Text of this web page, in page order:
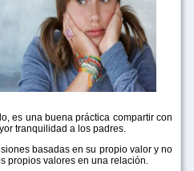
es una buena práctica compartir con
tranquilidad a los padres.
basadas en su propio valor y no
propios valores en una relación.